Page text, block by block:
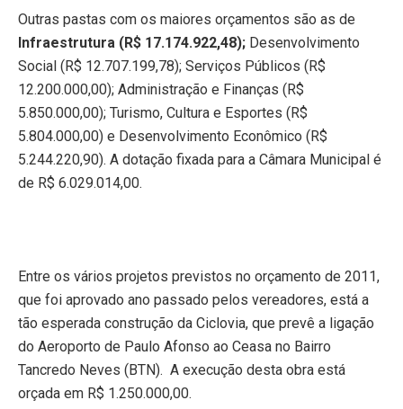
Outras pastas com os maiores orçamentos são as de
Infraestrutura (R$ 17.174.922,48); Desenvolvimento
Social (R$ 12.707.199,78); Serviços Públicos (R$
12.200.000,00); Administração e Finanças (R$
5.850.000,00); Turismo, Cultura e Esportes (R$
5.804.000,00) e Desenvolvimento Econômico (R$
5.244.220,90). A dotação fixada para a Câmara Municipal é
de R$ 6.029.014,00.
Entre os vários projetos previstos no orçamento de 2011,
que foi aprovado ano passado pelos vereadores, está a
tão esperada construção da Ciclovia, que prevê a ligação
do Aeroporto de Paulo Afonso ao Ceasa no Bairro
Tancredo Neves (BTN). A execução desta obra está
orçada em R$ 1.250.000,00.